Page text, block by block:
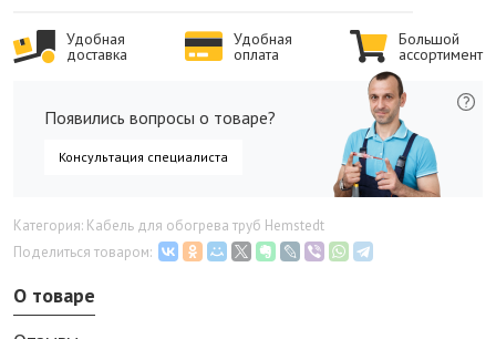
Удобная
доставка
Удобная
оплата
Большой
ассортимент
Появились вопросы о товаре?
Консультация специалиста
Категория: Кабель для обогрева труб Hemstedt
Поделиться товаром:
О товаре